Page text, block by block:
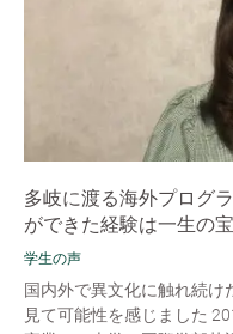
多岐に渡る海外プログ
ができた経験は一生の
学生の声
国内外で異文化に触れ続け
見て可能性を感じました